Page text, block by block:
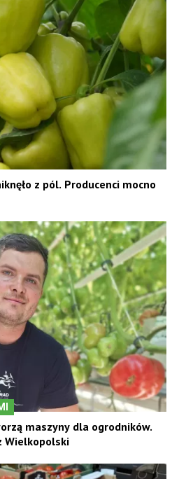
z pól. Producenci mocno
maszyny dla ogrodników.
Wielkopolski